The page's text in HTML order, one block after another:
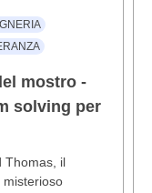
mostro -
solving per
Thomas, il